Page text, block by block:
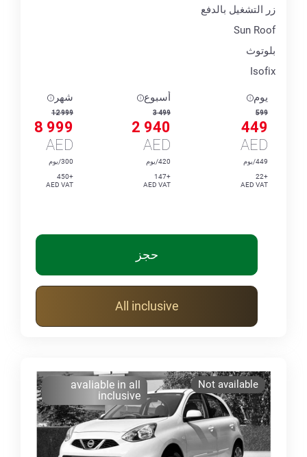
زر التشغيل بالدفع
Sun Roof
بلوتوث
Isofix
يوم
599
449
AED
449/يوم
+22
AED VAT
أسبوع
3 499
2 940
AED
420/يوم
+147
AED VAT
شهر
12 999
8 999
AED
300/يوم
+450
AED VAT
حجز
All inclusive
Not available
avaliable in all
inclusive